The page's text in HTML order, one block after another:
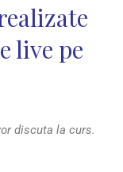
live pe
discuta la curs.